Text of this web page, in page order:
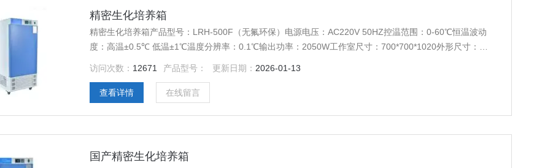
精密生化培养箱
精密生化培养箱产品型号：LRH-500F（无氟环保）电源电压：AC220V 50HZ控温范围：0-60℃恒温波动
度：高温±0.5℃ 低温±1℃温度分辨率：0.1℃输出功率：2050W工作室尺寸：700*700*1020外形尺寸：
访问次数： 12671 产品型号： 更新日期： 2026-01-13
查看详情 在线留言
国产精密生化培养箱